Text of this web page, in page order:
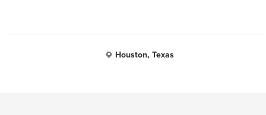
Houston, Texas